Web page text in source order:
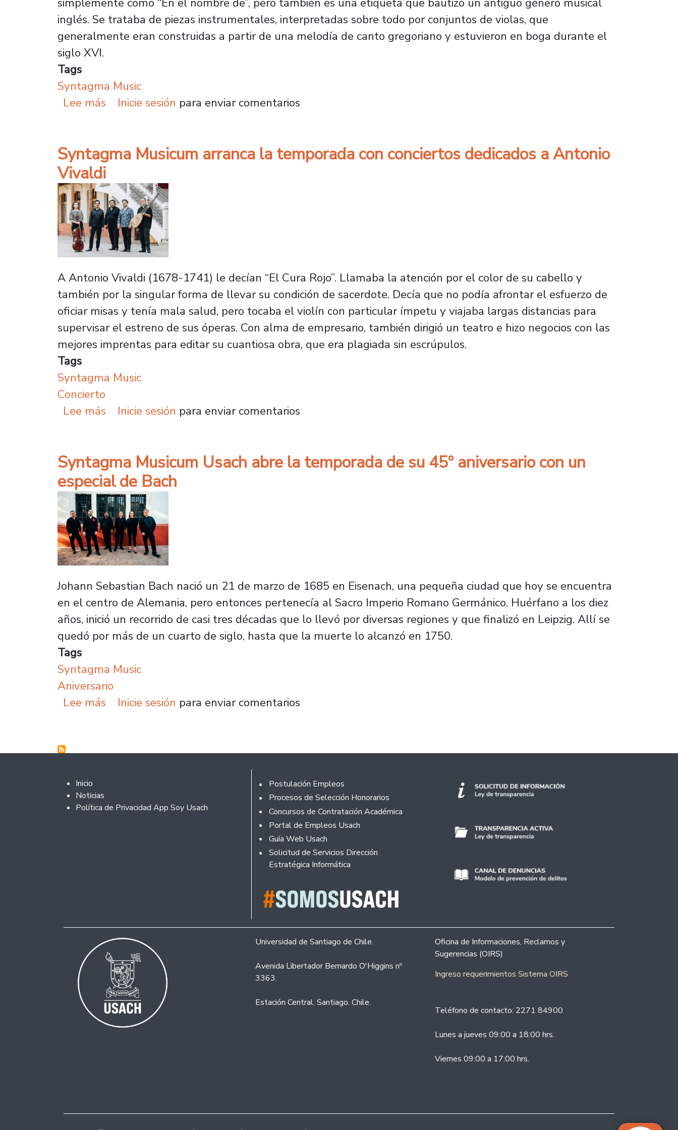
inglés. Se trataba de piezas instrumentales, interpretadas sobre todo por conjuntos de violas, que
generalmente eran construidas a partir de una melodía de canto gregoriano y estuvieron en boga durante el
siglo XVI.
Tags
Syntagma Music
Lee más sobre In nomine: la temporada 2026 de Syntagma Musicum arranca con un concierto de música sacra
Inicie sesión para enviar comentarios
Syntagma Musicum arranca la temporada con conciertos dedicados a Antonio
Vivaldi
A Antonio Vivaldi (1678-1741) le decían “El Cura Rojo”. Llamaba la atención por el color de su cabello y
también por la singular forma de llevar su condición de sacerdote. Decía que no podía afrontar el esfuerzo de
oficiar misas y tenía mala salud, pero tocaba el violín con particular ímpetu y viajaba largas distancias para
supervisar el estreno de sus óperas. Con alma de empresario, también dirigió un teatro e hizo negocios con las
mejores imprentas para editar su cuantiosa obra, que era plagiada sin escrúpulos.
Tags
Syntagma Music
Concierto
Lee más sobre Syntagma Musicum arranca la temporada con conciertos dedicados a Antonio Vivaldi
Inicie sesión para enviar comentarios
Syntagma Musicum Usach abre la temporada de su 45º aniversario con un
especial de Bach
Johann Sebastian Bach nació un 21 de marzo de 1685 en Eisenach, una pequeña ciudad que hoy se encuentra
en el centro de Alemania, pero entonces pertenecía al Sacro Imperio Romano Germánico. Huérfano a los diez
años, inició un recorrido de casi tres décadas que lo llevó por diversas regiones y que finalizó en Leipzig. Allí se
quedó por más de un cuarto de siglo, hasta que la muerte lo alcanzó en 1750.
Tags
Syntagma Music
Aniversario
Lee más sobre Syntagma Musicum Usach abre la temporada de su 45º aniversario con un especial de Bach
Inicie sesión para enviar comentarios
Footer 2
Inicio
Noticias
Política de Privacidad App Soy Usach
Footer
Postulación Empleos
Procesos de Selección Honorarios
Concursos de Contratación Académica
Portal de Empleos Usach
Guía Web Usach
Solicitud de Servicios Dirección
Estratégica Informática
Universidad de Santiago de Chile.
Avenida Libertador Bernardo O'Higgins nº
3363.
Estación Central. Santiago. Chile.
Oficina de Informaciones, Reclamos y
Sugerencias (OIRS)
Ingreso requerimientos Sistema OIRS
Teléfono de contacto: 2271 84900
Lunes a jueves 09:00 a 18:00 hrs.
Viernes 09:00 a 17:00 hrs.